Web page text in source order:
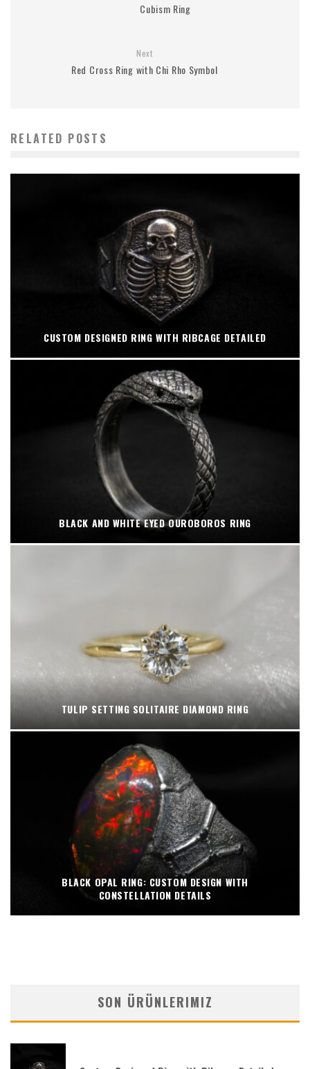
Cubism Ring
Next
Red Cross Ring with Chi Rho Symbol
RELATED POSTS
CUSTOM DESIGNED RING WITH RIBCAGE DETAILED
BLACK AND WHITE EYED OUROBOROS RING
TULIP SETTING SOLITAIRE DIAMOND RING
BLACK OPAL RING: CUSTOM DESIGN WITH
CONSTELLATION DETAILS
SON ÜRÜNLERIMIZ